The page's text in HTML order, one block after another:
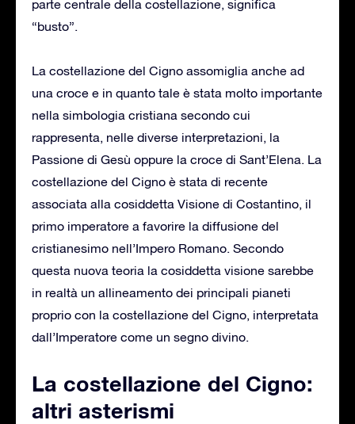
parte centrale della costellazione, significa
“busto”.
La costellazione del Cigno assomiglia anche ad
una croce e in quanto tale è stata molto importante
nella simbologia cristiana secondo cui
rappresenta, nelle diverse interpretazioni, la
Passione di Gesù oppure la croce di Sant’Elena. La
costellazione del Cigno è stata di recente
associata alla cosiddetta Visione di Costantino, il
primo imperatore a favorire la diffusione del
cristianesimo nell’Impero Romano. Secondo
questa nuova teoria la cosiddetta visione sarebbe
in realtà un allineamento dei principali pianeti
proprio con la costellazione del Cigno, interpretata
dall’Imperatore come un segno divino.
La costellazione del Cigno:
altri asterismi